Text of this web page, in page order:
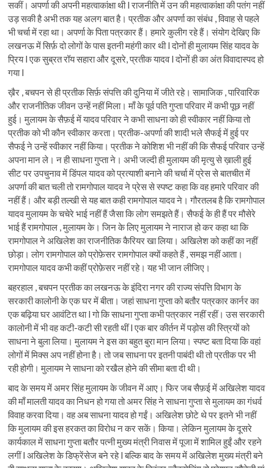
सकीं। अपर्णा की अपनी महत्वाकांक्षा थी l राजनीति में उन की महत्वाकांक्षा की पतंग नहीं
उड़ सकी है अभी तक यह अलग बात है। प्रतीक और अपर्णा का संबंध , विवाह से पहले
भी चर्चा में रहा था। अपर्णा के पिता पत्रकार हैं। हमारे कुलीग रहे हैं। संयोग देखिए कि
लखनऊ में सिर्फ़ दो लोगों के पास इतनी महंगी कार थी l दोनों ही मुलायम सिंह यादव के
प्रिय l एक सुब्रत रॉय सहारा और दूसरे, प्रतीक यादव l दोनों ही का अंत विवादास्पद हो
गया l
ख़ैर , बचपन से ही प्रतीक सिर्फ़ संपत्ति की दुनिया में जीते रहे। सामाजिक , पारिवारिक
और राजनीतिक जीवन उन्हें नहीं मिला। माँ के पूर्व पति गुप्ता परिवार में कभी पूछ नहीं
हुई। मुलायम के सैफ़ई में यादव परिवार ने कभी साधना को ही स्वीकार नहीं किया तो
प्रतीक को भी कौन स्वीकार करता। प्रतीक-अपर्णा की शादी भले सैफई में हुई पर
सैफई ने उन्हें स्वीकार नहीं किया। प्रतीक ने कोशिश भी नहीं की कि सैफई परिवार उन्हें
अपना मान ले। न ही साधना गुप्ता ने। अभी जल्दी ही मुलायम की मृत्यु से ख़ाली हुई
सीट पर उपचुनाव में डिंपल यादव को प्रत्याशी बनाने की चर्चा में प्रेस से बातचीत में
अपर्णा की बात चली तो रामगोपाल यादव ने प्रेस से स्पष्ट कहा कि वह हमारे परिवार की
नहीं हैं। और बड़ी तल्खी से यह बात कही रामगोपाल यादव ने। गौरतलब है कि रामगोपाल
यादव मुलायम के चचेरे भाई नहीं हैं जैसा कि लोग समझते हैं। सैफई के ही हैं पर मौसेरे
भाई हैं रामगोपाल , मुलायम के। जिन के लिए मुलायम ने नाराज हो कर कहा था कि
रामगोपाल ने अखिलेश का राजनीतिक कैरियर खा लिया। अखिलेश को कहीं का नहीं
छोड़ा। लोग रामगोपाल को प्रोफ़ेसर रामगोपाल क्यों कहते हैं , समझ नहीं आता।
रामगोपाल यादव कभी कहीं प्रोफ़ेसर नहीं रहे। यह भी जान लीजिए।
बहरहाल , बचपन प्रतीक का लखनऊ के इंदिरा नगर की राज्य संपत्ति विभाग के
सरकारी कालोनी के एक घर में बीता। जहां साधना गुप्ता को बतौर पत्रकार कार्नर का
एक बढ़िया घर आवंटित था l गो कि साधना गुप्ता कभी पत्रकार नहीं रहीं। उस सरकारी
कालोनी में भी वह कटी-कटी सी रहती थीं l एक बार कीर्तन में पड़ोस की स्त्रियों को
साधना ने बुला लिया। मुलायम ने इस का बहुत बुरा मान लिया। स्पष्ट बता दिया कि वहां
लोगों में मिक्स अप नहीं होना है। तो जब साधना पर इतनी पाबंदी थी तो प्रतीक पर भी
रही होगी। मुलायम ने साधना को रखैल होने की सीमा बता दी थी।
बाद के समय में अमर सिंह मुलायम के जीवन में आए। फिर जब सैफ़ई में अखिलेश यादव
की माँ मालती यादव का निधन हो गया तो अमर सिंह ने साधना गुप्ता से मुलायम का गंधर्व
विवाह करवा दिया। वह अब साधना यादव हो गईं। अखिलेश छोटे थे पर इतने भी नहीं
कि मुलायम की इस हरकत का विरोध न कर सकें। किया। लेकिन मुलायम के दूसरे
कार्यकाल में साधना गुप्ता बतौर पत्नी मुख्य मंत्री निवास में पूजा में शामिल हुईं और रहने
लगीं l अखिलेश के डिफ्रेंसेज बने रहे l बल्कि बाद के समय में अखिलेश मुख्य मंत्री बने